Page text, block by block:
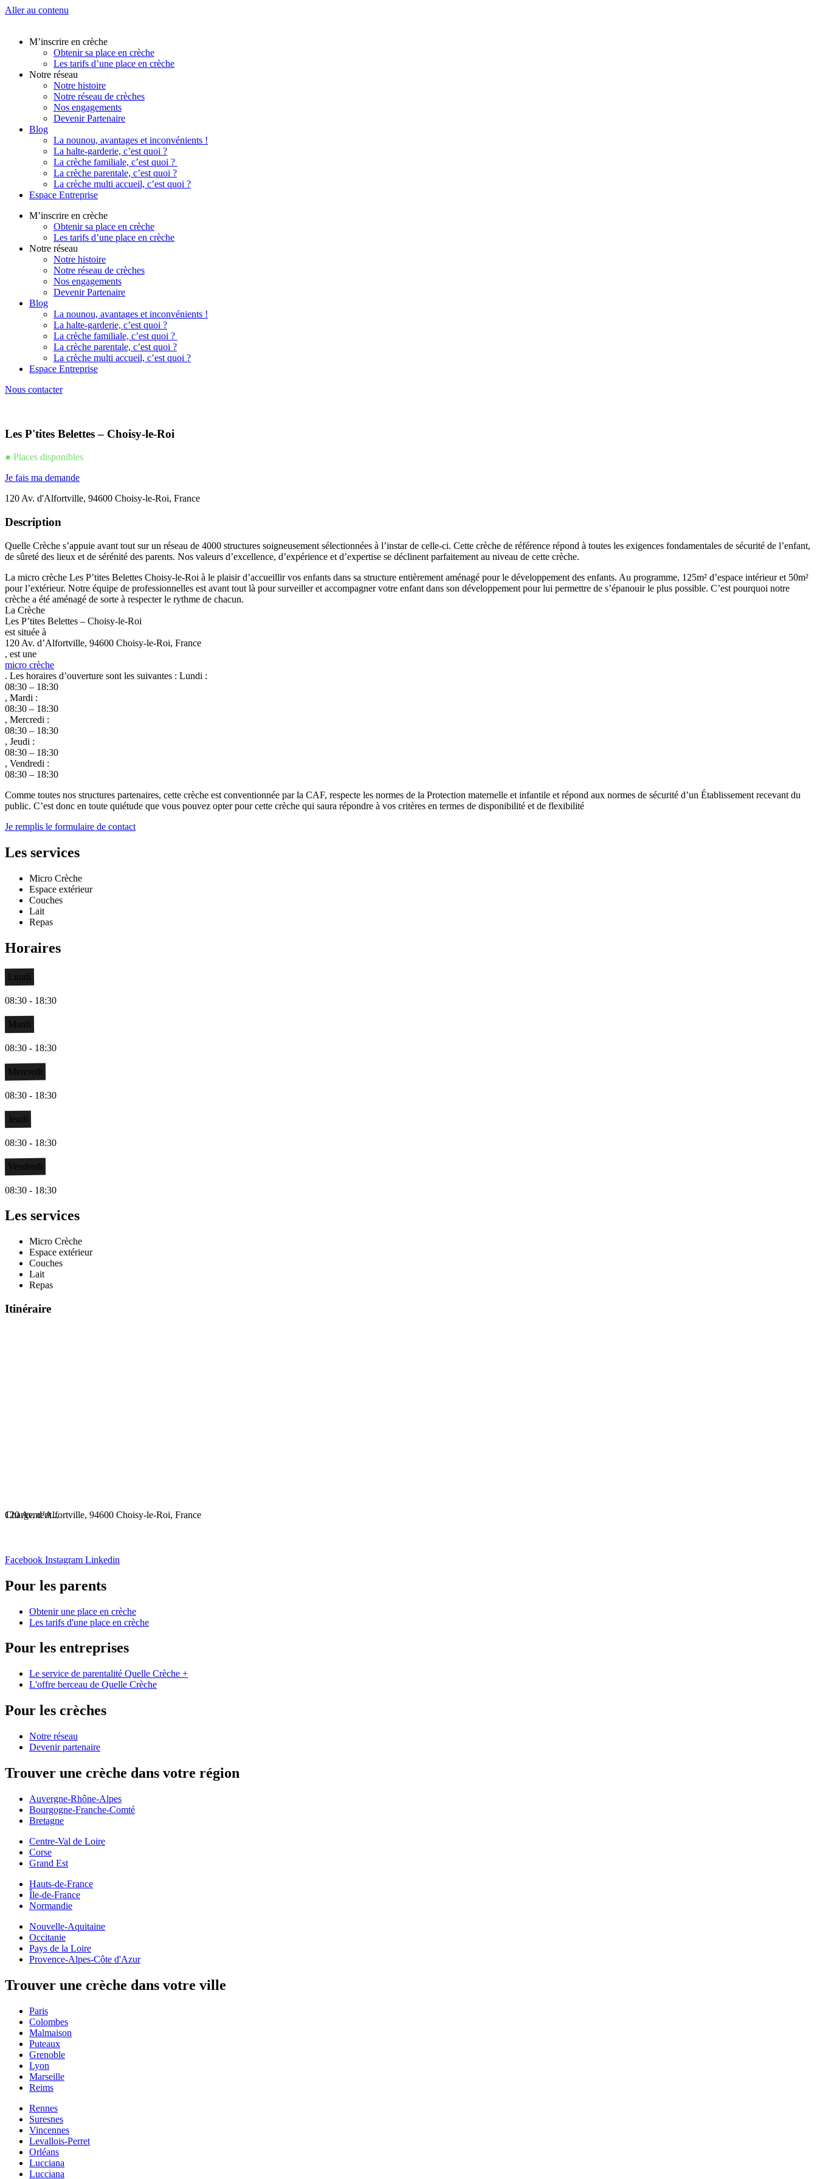
Aller au contenu
M’inscrire en crèche
Obtenir sa place en crèche
Les tarifs d’une place en crèche
Notre réseau
Notre histoire
Notre réseau de crèches
Nos engagements
Devenir Partenaire
Blog
La nounou, avantages et inconvénients !
La halte-garderie, c’est quoi ?
La crèche familiale, c’est quoi ?
La crèche parentale, c’est quoi ?
La crèche multi accueil, c’est quoi ?
Espace Entreprise
M’inscrire en crèche
Obtenir sa place en crèche
Les tarifs d’une place en crèche
Notre réseau
Notre histoire
Notre réseau de crèches
Nos engagements
Devenir Partenaire
Blog
La nounou, avantages et inconvénients !
La halte-garderie, c’est quoi ?
La crèche familiale, c’est quoi ?
La crèche parentale, c’est quoi ?
La crèche multi accueil, c’est quoi ?
Espace Entreprise
Nous contacter
Les P'tites Belettes – Choisy-le-Roi
● Places disponibles
Je fais ma demande
120 Av. d'Alfortville, 94600 Choisy-le-Roi, France
Description
Quelle Crèche s’appuie avant tout sur un réseau de 4000 structures soigneusement sélectionnées à l’instar de celle-ci. Cette crèche de référence répond à toutes les exigences fondamentales de sécurité de l’enfant,
de sûreté des lieux et de sérénité des parents. Nos valeurs d’excellence, d’expérience et d’expertise se déclinent parfaitement au niveau de cette crèche.
La micro crèche Les P’tites Belettes Choisy-le-Roi à le plaisir d’accueillir vos enfants dans sa structure entièrement aménagé pour le développement des enfants. Au programme, 125m² d’espace intérieur et 50m²
pour l’extérieur. Notre équipe de professionnelles est avant tout là pour surveiller et accompagner votre enfant dans son développement pour lui permettre de s’épanouir le plus possible. C’est pourquoi notre
crèche a été aménagé de sorte à respecter le rythme de chacun.
La Crèche
Les P’tites Belettes – Choisy-le-Roi
est située à
120 Av. d’Alfortville, 94600 Choisy-le-Roi, France
, est une
micro crèche
. Les horaires d’ouverture sont les suivantes : Lundi :
08:30 – 18:30
, Mardi :
08:30 – 18:30
, Mercredi :
08:30 – 18:30
, Jeudi :
08:30 – 18:30
, Vendredi :
08:30 – 18:30
Comme toutes nos structures partenaires, cette crèche est conventionnée par la CAF, respecte les normes de la Protection maternelle et infantile et répond aux normes de sécurité d’un Établissement recevant du
public. C’est donc en toute quiétude que vous pouvez opter pour cette crèche qui saura répondre à vos critères en termes de disponibilité et de flexibilité
Je remplis le formulaire de contact
Les services
Micro Crèche
Espace extérieur
Couches
Lait
Repas
Horaires
Lundi
08:30 - 18:30
Mardi
08:30 - 18:30
Mercredi
08:30 - 18:30
Jeudi
08:30 - 18:30
Vendredi
08:30 - 18:30
Les services
Micro Crèche
Espace extérieur
Couches
Lait
Repas
Itinéraire
Chargement...
120 Av. d’Alfortville, 94600 Choisy-le-Roi, France
Facebook Instagram Linkedin
Pour les parents
Obtenir une place en crèche
Les tarifs d'une place en crèche
Pour les entreprises
Le service de parentalité Quelle Crèche +
L'offre berceau de Quelle Crèche
Pour les crèches
Notre réseau
Devenir partenaire
Trouver une crèche dans votre région
Auvergne-Rhône-Alpes
Bourgogne-Franche-Comté
Bretagne
Centre-Val de Loire
Corse
Grand Est
Hauts-de-France
Île-de-France
Normandie
Nouvelle-Aquitaine
Occitanie
Pays de la Loire
Provence-Alpes-Côte d'Azur
Trouver une crèche dans votre ville
Paris
Colombes
Malmaison
Puteaux
Grenoble
Lyon
Marseille
Reims
Rennes
Suresnes
Vincennes
Levallois-Perret
Orléans
Lucciana
Lucciana